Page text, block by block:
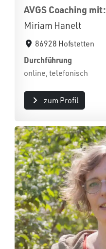
AVGS Coaching mit:
Miriam Hanelt
86928 Hofstetten
Durchführung
online, telefonisch
zum Profil